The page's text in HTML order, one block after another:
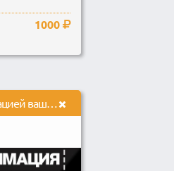
1000
Создам интро с анимацией вашего логотипа